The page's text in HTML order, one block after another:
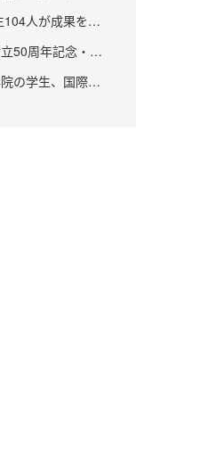
院の潑水節が大
104人が成果を胸
学院、2025年
式を挙行
50周年記念・広
ンコクで盛大に
が出席・発言
の学生、国際医